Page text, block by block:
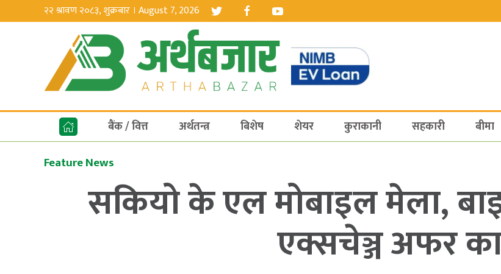
२२ श्रावण २०८३, शुक्रबार । August 7, 2026
बैंक / वित्त अर्थतन्त्र बिशेष शेयर कुराकानी सहकारी बीमा
Feature News
सकियो के एल मोबाइल मेला, बाइ
एक्सचेञ्ज अफर